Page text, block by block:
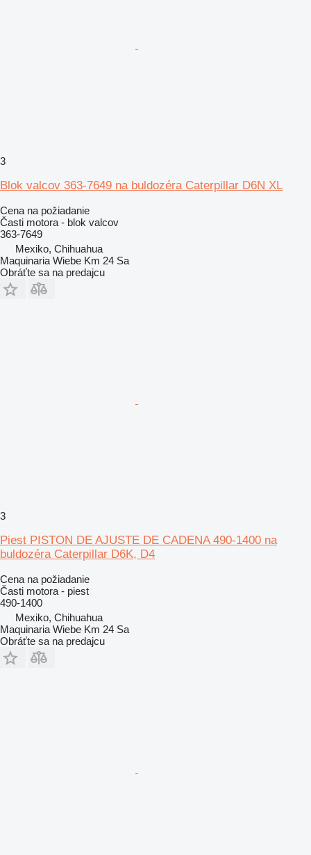
3
Blok valcov 363-7649 na buldozéra Caterpillar D6N XL
Cena na požiadanie
Časti motora - blok valcov
363-7649
Mexiko, Chihuahua
Maquinaria Wiebe Km 24 Sa
Obráťte sa na predajcu
3
Piest PISTON DE AJUSTE DE CADENA 490-1400 na
buldozéra Caterpillar D6K, D4
Cena na požiadanie
Časti motora - piest
490-1400
Mexiko, Chihuahua
Maquinaria Wiebe Km 24 Sa
Obráťte sa na predajcu